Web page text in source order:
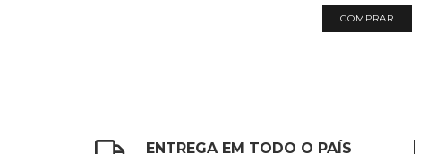
COMPRAR
ENTREGA EM TODO O PAÍS